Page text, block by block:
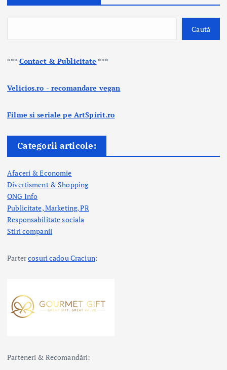
Caută
*** Contact & Publicitate ***
Velicios.ro - recomandare vegan
Filme si seriale pe ArtSpirit.ro
Categorii articole:
Afaceri & Economie
Divertisment & Shopping
ONG Info
Publicitate, Marketing, PR
Responsabilitate sociala
Stiri companii
Partercosuri cadou Craciun:
Parteneri & Recomandări: